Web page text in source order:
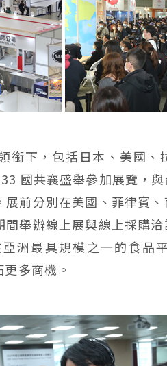
銜下，包括日本、美國、
國共襄盛舉參加展覽，
前分別在美國、菲律賓
舉辦線上展與線上採購
洲最具規模之一的食品
多商機。